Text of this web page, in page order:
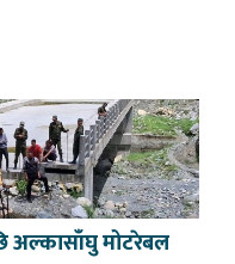
अल्कासाँघु मोटरेबल